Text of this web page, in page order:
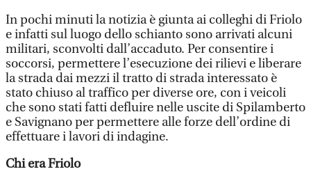
In pochi minuti la notizia è giunta ai colleghi di Friolo
e infatti sul luogo dello schianto sono arrivati alcuni
militari, sconvolti dall’accaduto. Per consentire i
soccorsi, permettere l’esecuzione dei rilievi e liberare
la strada dai mezzi il tratto di strada interessato è
stato chiuso al traffico per diverse ore, con i veicoli
che sono stati fatti defluire nelle uscite di Spilamberto
e Savignano per permettere alle forze dell’ordine di
effettuare i lavori di indagine.
Chi era Friolo